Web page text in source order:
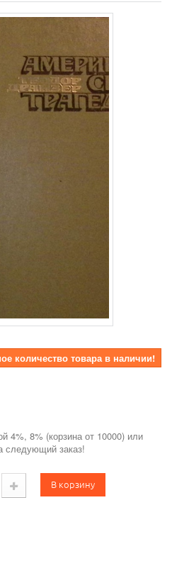
количество товара в наличии!
4%, 8% (корзина от 10000) или
следующий заказ!
В корзину